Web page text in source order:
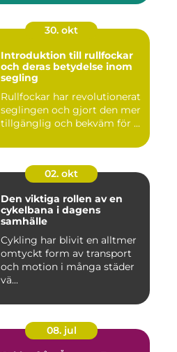
30. okt
Introduktion till rullfockar
och deras betydelse inom
segling
Rullfockar har revolutionerat
seglingen och gjort den mer
tillgänglig och bekväm för ...
02. okt
Den viktiga rollen av en
cykelbana i dagens
samhälle
Cykling har blivit en alltmer
omtyckt form av transport
och motion i många städer
vä...
08. jul